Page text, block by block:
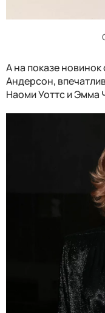
А на показе
Андерсон,
Наоми Уоттс и Эмма